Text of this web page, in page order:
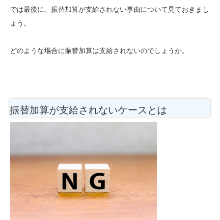
では最後に、振替加算が支給されない事由について見ておきまし
ょう。
どのような場合に振替加算は支給されないのでしょうか。
振替加算が支給されないケースとは